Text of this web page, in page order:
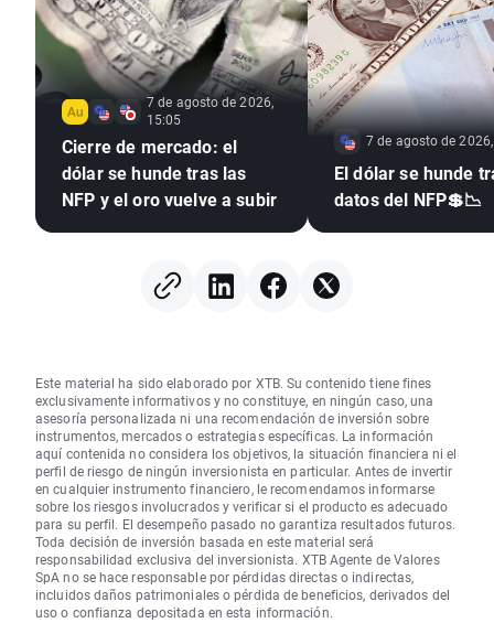
7 de agosto de 2026,
15:05
Cierre de mercado: el
dólar se hunde tras las
NFP y el oro vuelve a subir
7 de agosto de
El dólar se hunde
datos del NFP💲📉
Este material ha sido elaborado por XTB. Su contenido tiene fines
exclusivamente informativos y no constituye, en ningún caso, una
asesoría personalizada ni una recomendación de inversión sobre
instrumentos, mercados o estrategias específicas. La información
aquí contenida no considera los objetivos, la situación financiera ni el
perfil de riesgo de ningún inversionista en particular. Antes de invertir
en cualquier instrumento financiero, le recomendamos informarse
sobre los riesgos involucrados y verificar si el producto es adecuado
para su perfil. El desempeño pasado no garantiza resultados futuros.
Toda decisión de inversión basada en este material será
responsabilidad exclusiva del inversionista. XTB Agente de Valores
SpA no se hace responsable por pérdidas directas o indirectas,
incluidos daños patrimoniales o pérdida de beneficios, derivados del
uso o confianza depositada en esta información.